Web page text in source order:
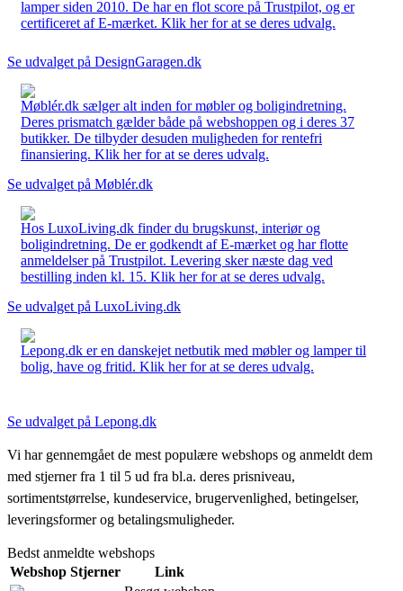
lamper siden 2010. De har en flot score på Trustpilot, og er
certificeret af E-mærket. Klik her for at se deres udvalg.
Se udvalget på DesignGaragen.dk
Møblér.dk sælger alt inden for møbler og boligindretning.
Deres prismatch gælder både på webshoppen og i deres 37
butikker. De tilbyder desuden muligheden for rentefri
finansiering. Klik her for at se deres udvalg.
Se udvalget på Møblér.dk
Hos LuxoLiving.dk finder du brugskunst, interiør og
boligindretning. De er godkendt af E-mærket og har flotte
anmeldelser på Trustpilot. Levering sker næste dag ved
bestilling inden kl. 15. Klik her for at se deres udvalg.
Se udvalget på LuxoLiving.dk
Lepong.dk er en danskejet netbutik med møbler og lamper til
bolig, have og fritid. Klik her for at se deres udvalg.
Se udvalget på Lepong.dk
Vi har gennemgået de mest populære webshops og anmeldt dem
med stjerner fra 1 til 5 ud fra bl.a. deres prisniveau,
sortimentstørrelse, kundeservice, brugervenlighed, betingelser,
leveringsformer og betalingsmuligheder.
Bedst anmeldte webshops
Webshop Stjerner
Link